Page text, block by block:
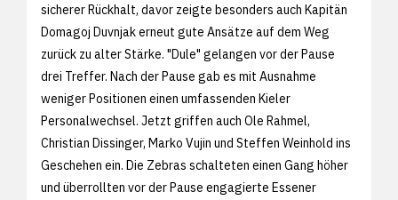
sicherer Rückhalt, davor zeigte besonders auch Kapitän
Domagoj Duvnjak erneut gute Ansätze auf dem Weg
zurück zu alter Stärke. "Dule" gelangen vor der Pause
drei Treffer. Nach der Pause gab es mit Ausnahme
weniger Positionen einen umfassenden Kieler
Personalwechsel. Jetzt griffen auch Ole Rahmel,
Christian Dissinger, Marko Vujin und Steffen Weinhold ins
Geschehen ein. Die Zebras schalteten einen Gang höher
und überrollten vor der Pause engagierte Essener